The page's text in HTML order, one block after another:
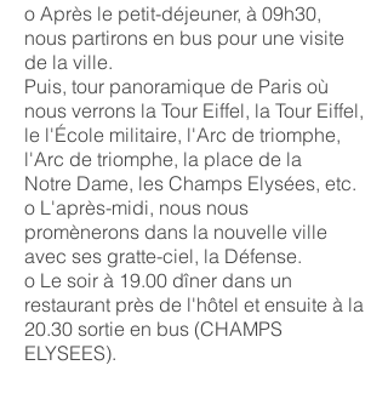
o Après le petit-déjeuner, à 09h30,
nous partirons en bus pour une visite
de la ville.
Puis, tour panoramique de Paris où
nous verrons la Tour Eiffel, la Tour Eiffel,
le l'École militaire, l'Arc de triomphe,
l'Arc de triomphe, la place de la
Notre Dame, les Champs Elysées, etc.
o L'après-midi, nous nous
promènerons dans la nouvelle ville
avec ses gratte-ciel, la Défense.
o Le soir à 19.00 dîner dans un
restaurant près de l'hôtel et ensuite à la
20.30 sortie en bus (CHAMPS
ELYSEES).